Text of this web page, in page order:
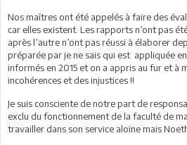
Nos maîtres ont été appelés à faire des
car elles existent. Les rapports n’ont pas
après l’autre n’ont pas réussi à élaborer
préparée par je ne sais qui est appliquée en
informés en 2015 et on a appris au fur et à
incohérences et des injustices !!
Je suis consciente de notre part de
exclu du fonctionnement de la faculté de
travailler dans son service aloïne mais